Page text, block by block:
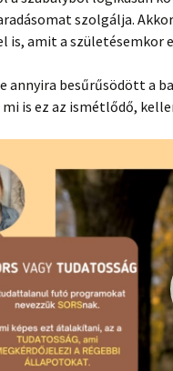
szolgálja.
is, amit a születésemkor
annyira besűrűsödött a
is ez az ismétlődő,